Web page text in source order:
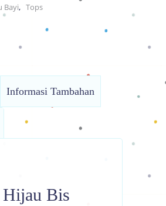
Bayi, Tops
Informasi Tambahan
Hijau Bis